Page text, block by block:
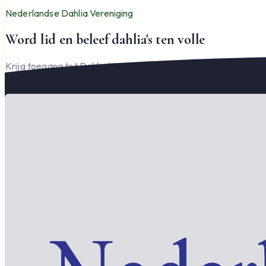
Nederlandse Dahlia Vereniging
Word lid en beleef dahlia's ten volle
Krijg toegang tot Dahlia Varia, documenten en het complete